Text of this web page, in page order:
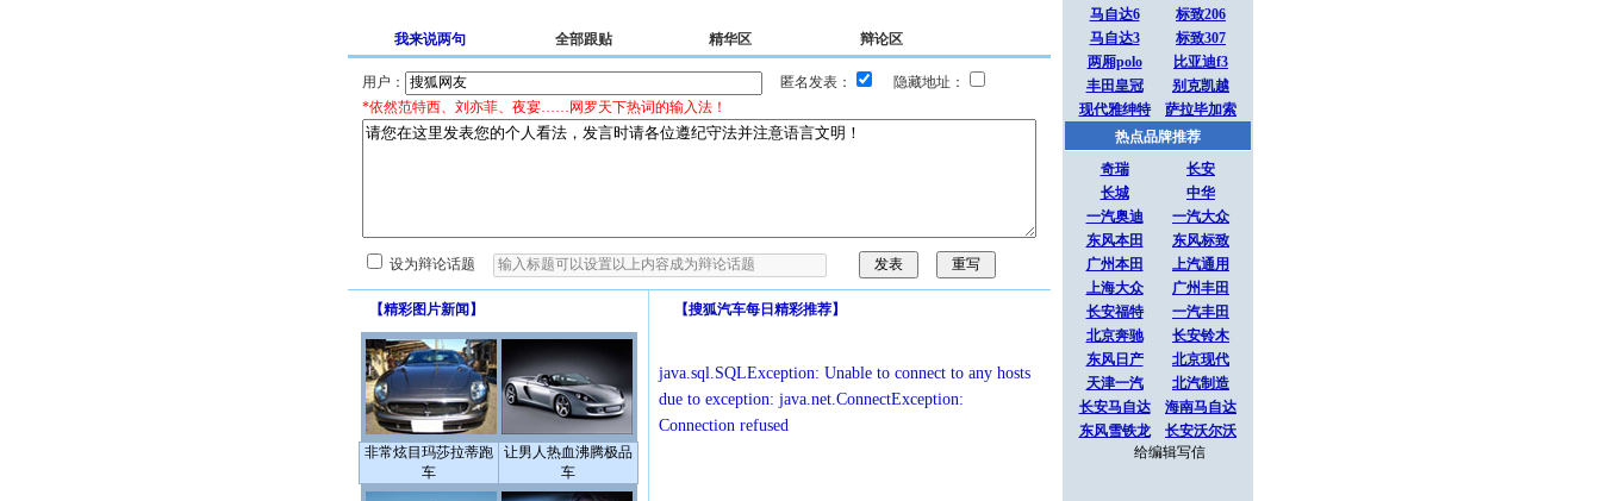
我来说两句 全部跟贴 精华区 辩论区
用户： 匿名发表：
隐藏地址：
*依然范特西、刘亦菲、夜宴……网罗天下热词的输入法！
设为辩论话题
【精彩图片新闻 】
非常炫目玛莎拉蒂跑
车
让男人热血沸腾极品
车
【搜狐汽车每日精彩推荐】
java.sql.SQLException: Unable to connect to any hosts
due to exception: java.net.ConnectException:
Connection refused
马自达6
标致206
马自达3
标致307
两厢polo
比亚迪f3
丰田皇冠
别克凯越
现代雅绅特
萨拉毕加索
热点品牌推荐
奇瑞
长安
长城
中华
一汽奥迪
一汽大众
东风本田
东风标致
广州本田
上汽通用
上海大众
广州丰田
长安福特
一汽丰田
北京奔驰
长安铃木
东风日产
北京现代
天津一汽
北汽制造
长安马自达
海南马自达
东风雪铁龙
长安沃尔沃
给编辑写信